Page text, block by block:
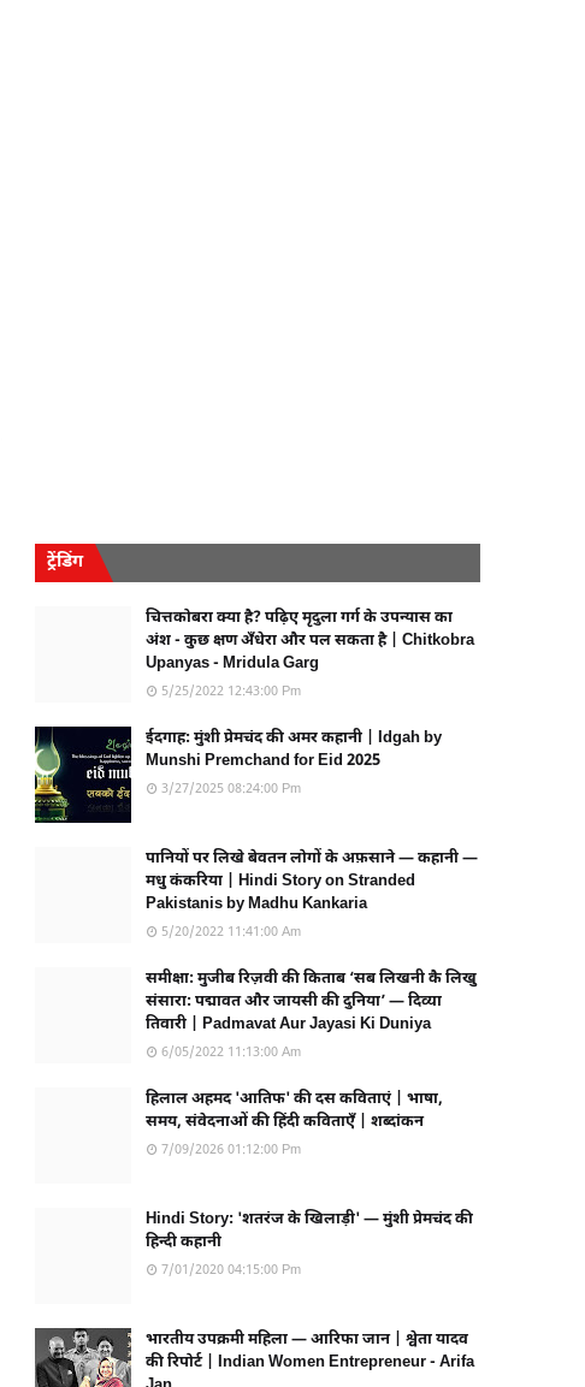
ट्रेंडिंग
चित्तकोबरा क्या है? पढ़िए मृदुला गर्ग के उपन्यास का
अंश - कुछ क्षण अँधेरा और पल सकता है | Chitkobra
Upanyas - Mridula Garg
5/25/2022 12:43:00 Pm
ईदगाह: मुंशी प्रेमचंद की अमर कहानी | Idgah by
Munshi Premchand for Eid 2025
3/27/2025 08:24:00 Pm
पानियों पर लिखे बेवतन लोगों के अफ़साने — कहानी —
मधु कंकरिया | Hindi Story on Stranded
Pakistanis by Madhu Kankaria
5/20/2022 11:41:00 Am
समीक्षा: मुजीब रिज़वी की किताब ‘सब लिखनी कै लिखु
संसारा: पद्मावत और जायसी की दुनिया’ — दिव्या
तिवारी | Padmavat Aur Jayasi Ki Duniya
6/05/2022 11:13:00 Am
हिलाल अहमद 'आतिफ' की दस कविताएं | भाषा,
समय, संवेदनाओं की हिंदी कविताएँ | शब्दांकन
7/09/2026 01:12:00 Pm
Hindi Story: 'शतरंज के खिलाड़ी' — मुंशी प्रेमचंद की
हिन्दी कहानी
7/01/2020 04:15:00 Pm
भारतीय उपक्रमी महिला — आरिफा जान | श्वेता यादव
की रिपोर्ट | Indian Women Entrepreneur - Arifa